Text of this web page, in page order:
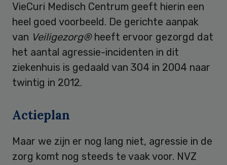
VieCuri Medisch Centrum geeft hierin een
heel goed voorbeeld. De gerichte aanpak
van Veiligezorg® heeft ervoor gezorgd dat
het aantal agressie-incidenten in dit
ziekenhuis is gedaald van 304 in 2004 naar
twintig in 2012.
Actieplan
Maar we zijn er nog lang niet, agressie in de
zorg komt nog steeds te vaak voor. NVZ